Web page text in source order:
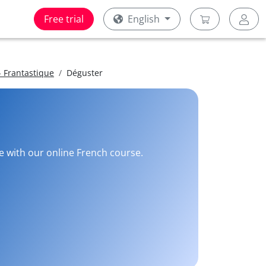
Free trial English
Frantastique Déguster
with our online French course.